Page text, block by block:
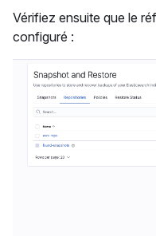
Vérifiez ensuite que le
configuré :